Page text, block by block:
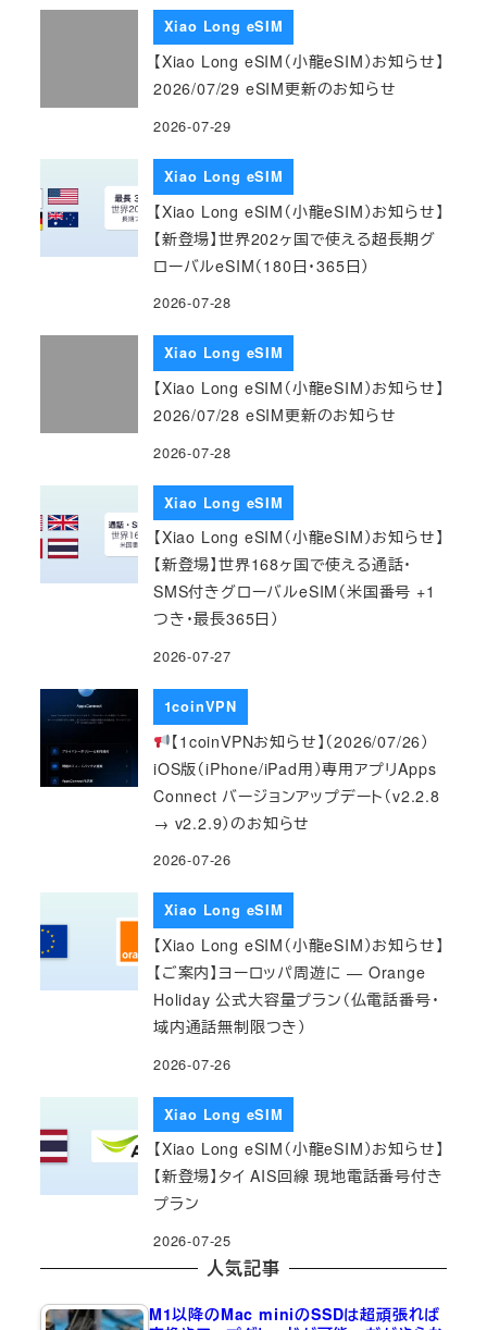
Xiao Long eSIM
【Xiao Long eSIM（小龍eSIM）お知らせ】
2026/07/29 eSIM更新のお知らせ
2026-07-29
Xiao Long eSIM
【Xiao Long eSIM（小龍eSIM）お知らせ】
【新登場】世界202ヶ国で使える超長期グ
ローバルeSIM（180日・365日）
2026-07-28
Xiao Long eSIM
【Xiao Long eSIM（小龍eSIM）お知らせ】
2026/07/28 eSIM更新のお知らせ
2026-07-28
Xiao Long eSIM
【Xiao Long eSIM（小龍eSIM）お知らせ】
【新登場】世界168ヶ国で使える通話・
SMS付きグローバルeSIM（米国番号 +1
つき・最長365日）
2026-07-27
1coinVPN
【1coinVPNお知らせ】（2026/07/26）
iOS版（iPhone/iPad用）専用アプリApps
Connect バージョンアップデート（v2.2.8
→ v2.2.9）のお知らせ
2026-07-26
Xiao Long eSIM
【Xiao Long eSIM（小龍eSIM）お知らせ】
【ご案内】ヨーロッパ周遊に — Orange
Holiday 公式大容量プラン（仏電話番号・
域内通話無制限つき）
2026-07-26
Xiao Long eSIM
【Xiao Long eSIM（小龍eSIM）お知らせ】
【新登場】タイ AIS回線 現地電話番号付き
プラン
2026-07-25
人気記事
M1以降のMac miniのSSDは超頑張れば